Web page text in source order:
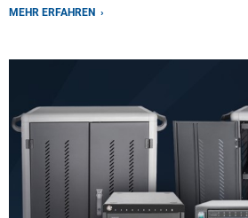
MEHR ERFAHREN ›